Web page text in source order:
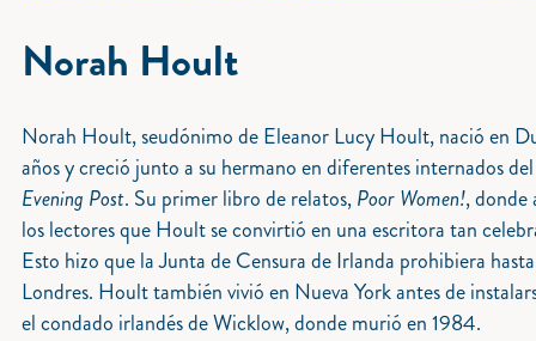
Norah Hoult
Norah Hoult, seudónimo de Eleanor Lucy Hoult, nació en
años y creció junto a su hermano en diferentes internados
Evening Post. Su primer libro de relatos,Poor Women!, donde
los lectores que Hoult se convirtió en una escritora tan
Esto hizo que la Junta de Censura de Irlanda prohibiera
Londres. Hoult también vivió en Nueva York antes de
el condado irlandés de Wicklow, donde murió en 1984.